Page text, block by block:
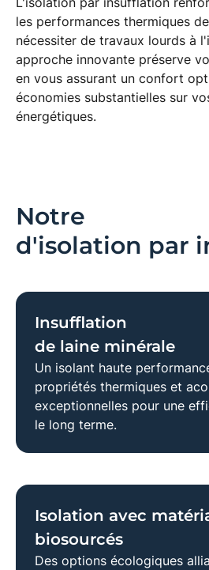
les performances thermiques
nécessiter de travaux lourds à
approche innovante préserve
en vous assurant un confort
économies substantielles sur
énergétiques.
Notre
d'isolation par
Insufflation
de laine minérale
Un isolant haute
propriétés thermiques et
exceptionnelles pour une
le long terme.
Isolation avec
biosourcés
Des options écologiques